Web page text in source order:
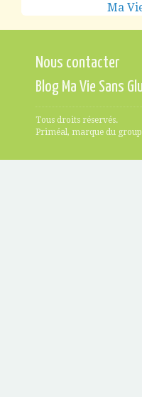
Ma
Nous contacter
Blog Ma Vie Sans
Tous droits réservés.
Priméal, marque du